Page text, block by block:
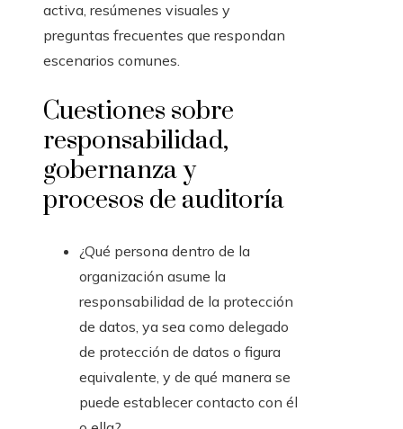
activa, resúmenes visuales y
preguntas frecuentes que respondan
escenarios comunes.
Cuestiones sobre
responsabilidad,
gobernanza y
procesos de auditoría
¿Qué persona dentro de la
organización asume la
responsabilidad de la protección
de datos, ya sea como delegado
de protección de datos o figura
equivalente, y de qué manera se
puede establecer contacto con él